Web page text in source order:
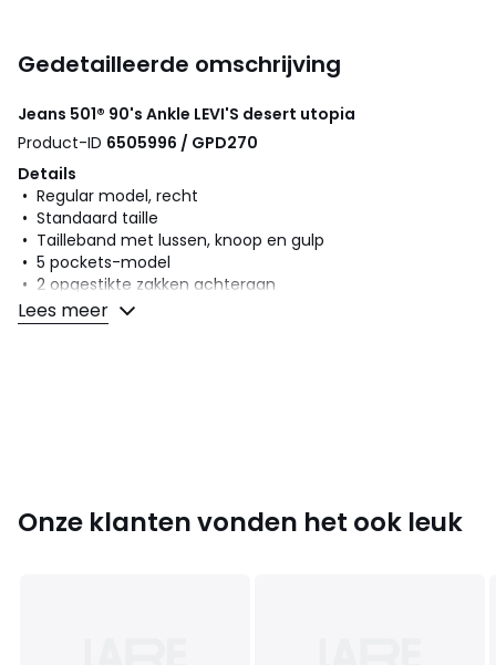
Gedetailleerde omschrijving
Jeans 501® 90's Ankle LEVI'S desert utopia
Product-ID 6505996 / GPD270
Details
• Regular model, recht
• Standaard taille
• Tailleband met lussen, knoop en gulp
• 5 pockets-model
• 2 opgestikte zakken achteraan
• Geborduurde inzet op zakken vooraan en achteraan
Lees meer
Onze klanten vonden het ook leuk